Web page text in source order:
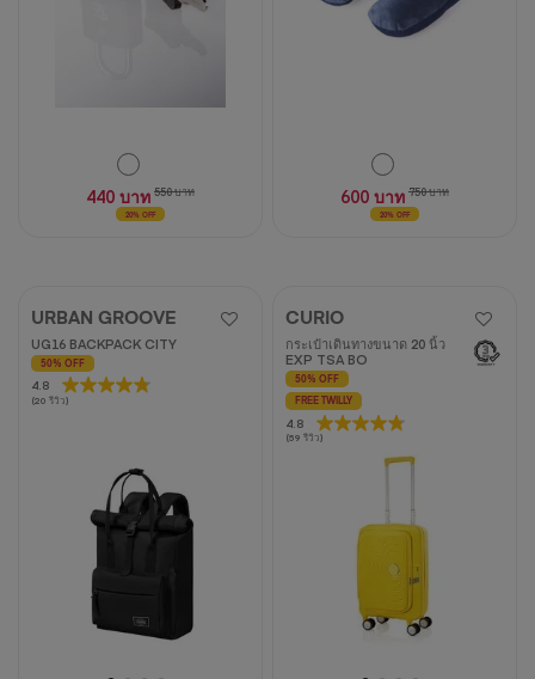
440 บาท 550 บาท
20% OFF
600 บาท 750 บาท
20% OFF
URBAN GROOVE
UG16 BACKPACK CITY
50% OFF
4.8
(20 รีวิว)
4.8
จาก
CURIO
กระเป๋าเดินทางขนาด 20 นิ้ว
EXP TSA BO
50% OFF
FREE TWILLY
4.8
(59 รีวิว)
4.8
จาก